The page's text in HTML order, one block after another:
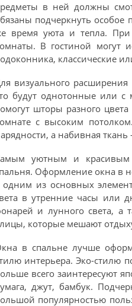
в ней должны
подчеркнуть особое
время уюта и тепла. При
В гостиной могут
классические
визуального
будут однотонные или с
шторы разного
с высоким
а набивная ткань
уютным и
Оформление окна в
одним из основных
в утренние часы или
и лунного света, а
которые мешают
в спальне лучше
интерьера. Эко-стилю
всего заинтересуют
джут, бамбук.
популярностью